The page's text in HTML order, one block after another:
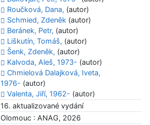
Roučková, Dana, (autor)
Schmied, Zdeněk (autor)
Beránek, Petr, (autor)
Liškutín, Tomáš, (autor)
Šenk, Zdeněk, (autor)
Kalvoda, Aleš, 1973- (autor)
Chmielová Dalajková, Iveta,
1976- (autor)
Valenta, Jiří, 1962- (autor)
16. aktualizované vydání
Olomouc : ANAG, 2026